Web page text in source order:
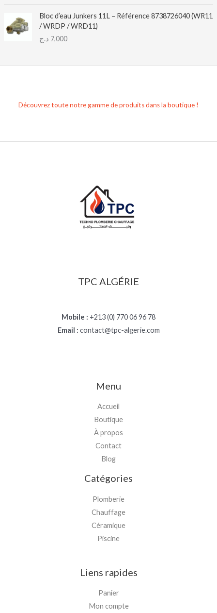
Bloc d’eau Junkers 11L – Référence 8738726040 (WR11
/ WRDP / WRD11)
7,000 د.ج
Découvrez toute notre gamme de produits dans la boutique !
TPC ALGÉRIE
Mobile : +213 (0) 770 06 96 78
Email : contact@tpc-algerie.com
Menu
Accueil
Boutique
À propos
Contact
Blog
Catégories
Plomberie
Chauffage
Céramique
Piscine
Liens rapides
Panier
Mon compte